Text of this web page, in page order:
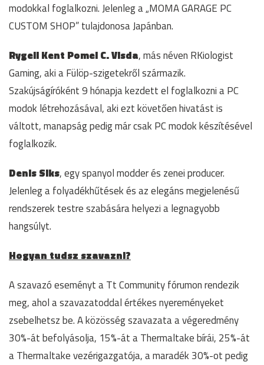
modokkal foglalkozni. Jelenleg a „MOMA GARAGE PC
CUSTOM SHOP” tulajdonosa Japánban.
Rygell Kent Pomel C. Visda, más néven RKiologist
Gaming, aki a Fülöp-szigetekről származik.
Szakújságíróként 9 hónapja kezdett el foglalkozni a PC
modok létrehozásával, aki ezt követően hivatást is
váltott, manapság pedig már csak PC modok készítésével
foglalkozik.
Denis Siks, egy spanyol modder és zenei producer.
Jelenleg a folyadékhűtések és az elegáns megjelenésű
rendszerek testre szabására helyezi a legnagyobb
hangsúlyt.
Hogyan tudsz szavazni?
A szavazó eseményt a Tt Community fórumon rendezik
meg, ahol a szavazatoddal értékes nyereményeket
zsebelhetsz be. A közösség szavazata a végeredmény
30%-át befolyásolja, 15%-át a Thermaltake bírái, 25%-át
a Thermaltake vezérigazgatója, a maradék 30%-ot pedig